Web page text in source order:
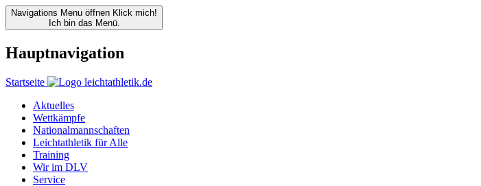
Navigations Menu öffnen Klick mich!
Ich bin das Menü.
Hauptnavigation
Startseite
Aktuelles
Wettkämpfe
Nationalmannschaften
Leichtathletik für Alle
Training
Wir im DLV
Service